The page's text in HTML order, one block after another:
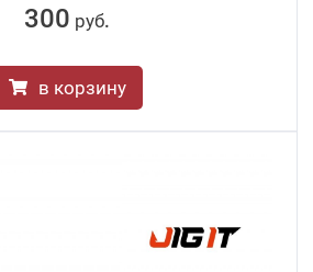
300 руб.
в корзину